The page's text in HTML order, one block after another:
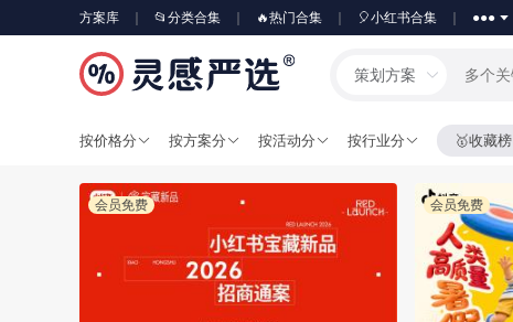
方案库 📂分类合集 🔥热门合集 🎈小红书合集 ●●●
策划方案
按价格分 按方案分 按活动分 按行业分 🥇收藏榜
会员免费 会员免费